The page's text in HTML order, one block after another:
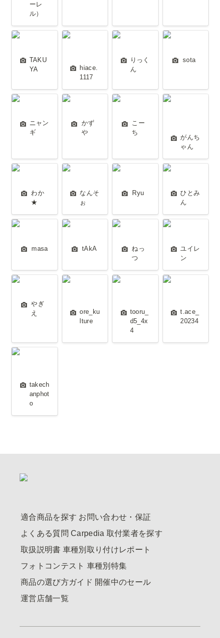
ーレ
ル）
TAKUYA
TAKU
YA
hiace.1117
hiace.
1117
りっくん
りっく
ん
sota
sota
ニャンギ
ニャン
ギ
かずや
かず
や
こーち
こー
ち
がんちゃん
がんち
ゃん
わか★
わか
★
なんそぉ
なんそ
ぉ
Ryu
Ryu
ひとみん
ひとみ
ん
masa
masa
tAkA
tAkA
ねっつ
ねっ
つ
ユイレン
ユイレ
ン
やぎえ
やぎ
え
ore_kulture
ore_ku
lture
tooru_d5_4x4
tooru_
d5_4x
4
t.ace_20234
t.ace_
20234
takechanphoto
takech
anphot
o
適合商品を探す お問い合わせ・保証
よくある質問 Carpedia 取付業者を探す
取扱説明書 車種別取り付けレポート
フォトコンテスト 車種別特集
商品の選び方ガイド 開催中のセール
運営店舗一覧